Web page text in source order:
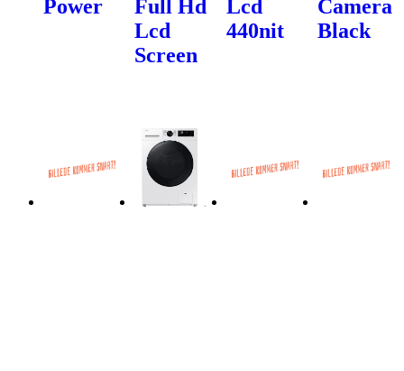
Power
Full Hd
Lcd
Screen
Lcd
440nit
Camera
Black